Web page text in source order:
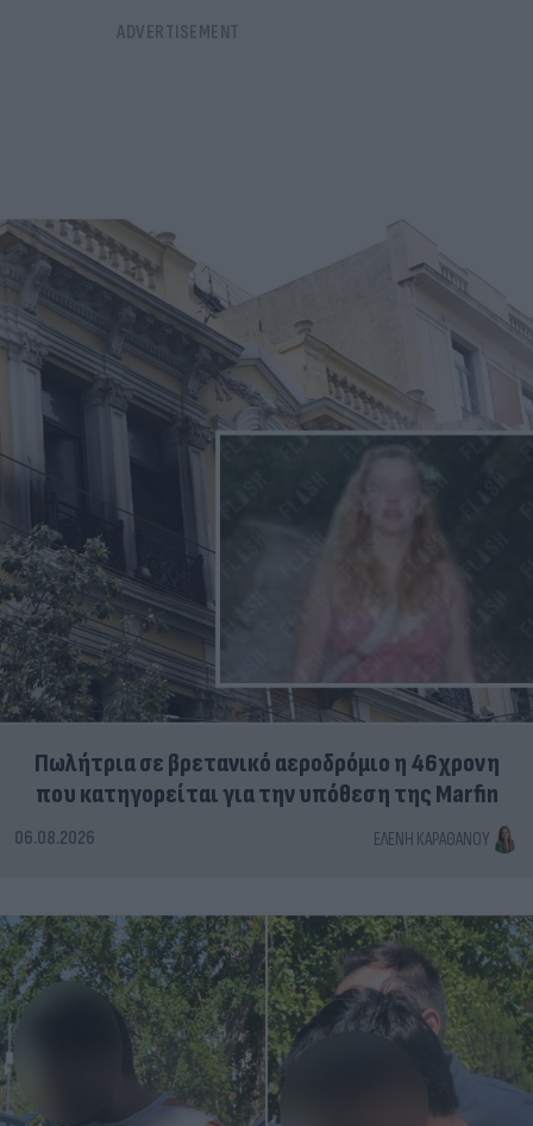
Πωλήτρια σε βρετανικό αεροδρόμιο η 46χρονη
που κατηγορείται για την υπόθεση της Marfin
06.08.2026 ΕΛΈΝΗ ΚΑΡΑΘΆΝΟΥ